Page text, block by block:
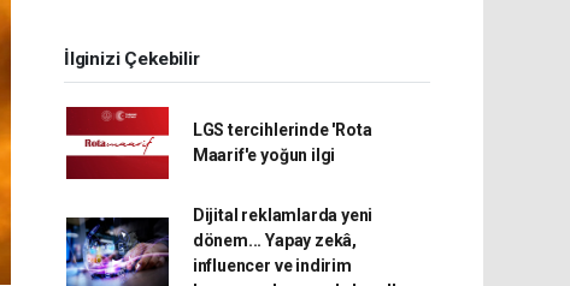
İlginizi Çekebilir
LGS tercihlerinde 'Rota
Maarif'e yoğun ilgi
Dijital reklamlarda yeni
dönem... Yapay zekâ,
influencer ve indirim